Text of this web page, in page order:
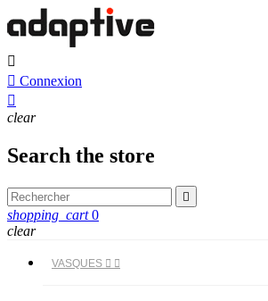

 Connexion

clear
Search the store

shopping_cart 0
clear
VASQUES  